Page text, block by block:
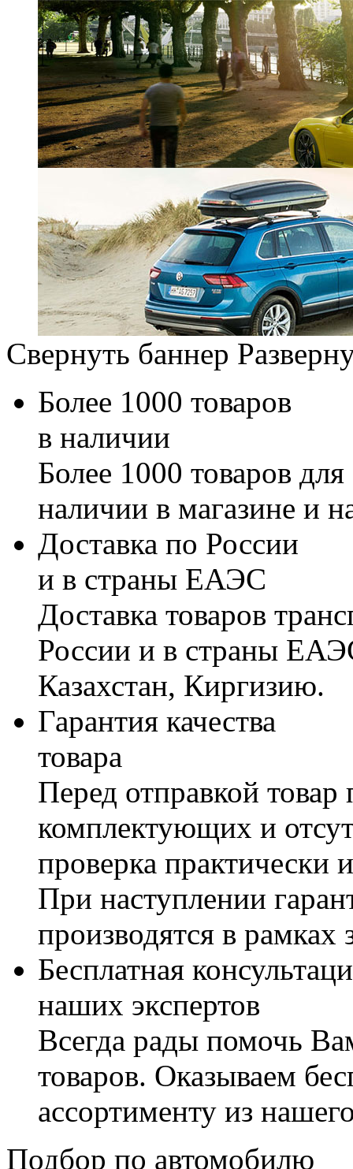
Свернуть баннер
Более 1000 товаров
в наличии
Более 1000 товаров
наличии в магазине и
Доставка по России
и в страны ЕАЭС
Доставка товаров
России и в страны
Казахстан, Киргизию.
Гарантия качества
товара
Перед отправкой товар
комплектующих и
проверка практически
При наступлении
производятся в рамках
Бесплатная
наших экспертов
Всегда рады помочь
товаров. Оказываем
ассортименту из
Подбор по автомобилю